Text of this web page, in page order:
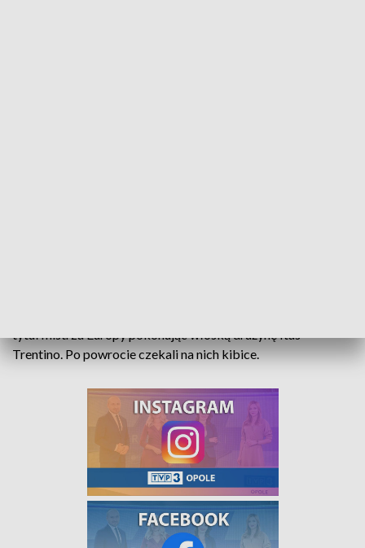
tytuł mistrza Europy pokonując włoską drużynę Itas
Trentino. Po powrocie czekali na nich kibice.